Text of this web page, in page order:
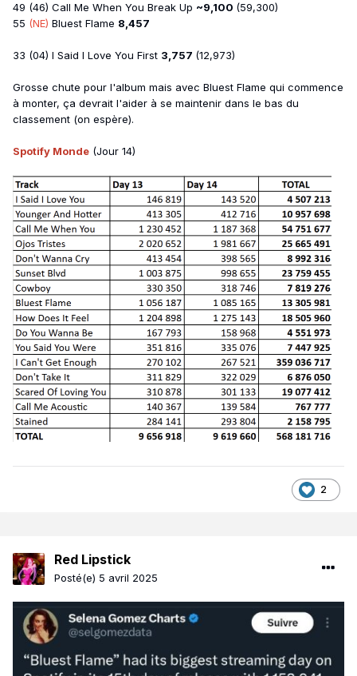
49 (46) Call Me When You Break Up ~9,100 (59,300)
55 (NE) Bluest Flame 8,457
33 (04) I Said I Love You First 3,757 (12,973)
Grosse chute pour l'album mais avec Bluest Flame qui commence
à monter, ça devrait l'aider à se maintenir dans le bas du
classement (on espère).
Spotify Monde (Jour 14)
2
Red Lipstick
Posté(e) 5 avril 2025